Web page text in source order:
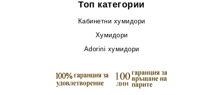
Топ категории
Кабинетни хумидори
Хумидори
Adorini хумидори